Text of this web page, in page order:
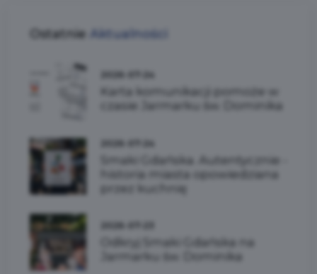
Ostatnie Aktualności
Karta komunikacji pomoże w
czasie Jarmarku św. Dominika
Smaki Gdańska. Autentycznie -
historia miasta opowiedziana
przez kuchnię
Odkryj Smaki Gdańska na
Jarmarku św. Dominika